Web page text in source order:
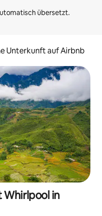
Unterkunft auf Airbnb
in